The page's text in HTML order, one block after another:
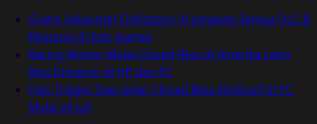
Gratis Sekarang! Civilization VI Lengkap Semua DLC &
Ekspansi di Epic Games
Racing Master Mulai Closed Beta di Amerika Latin,
Bisa Dimainin di HP dan PC
Fate Trigger Siap Gelar Closed Beta Eksklusif di PC
Mulai 24 Juli